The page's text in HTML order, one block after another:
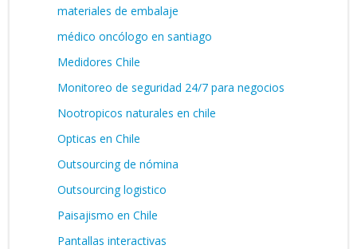
materiales de embalaje
médico oncólogo en santiago
Medidores Chile
Monitoreo de seguridad 24/7 para negocios
Nootropicos naturales en chile
Opticas en Chile
Outsourcing de nómina
Outsourcing logistico
Paisajismo en Chile
Pantallas interactivas